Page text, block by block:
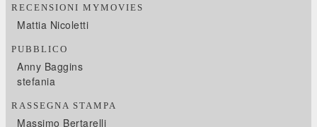
RECENSIONI MYMOVIES
Mattia Nicoletti
PUBBLICO
Anny Baggins
stefania
RASSEGNA STAMPA
Massimo Bertarelli